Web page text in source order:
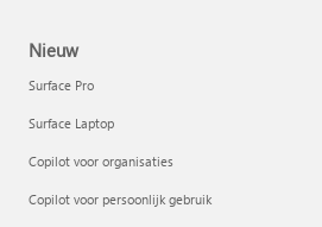
Nieuw
Surface Pro
Surface Laptop
Copilot voor organisaties
Copilot voor persoonlijk gebruik